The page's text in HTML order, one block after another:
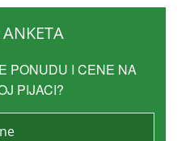
PONUDU I CENE NA
PIJACI?